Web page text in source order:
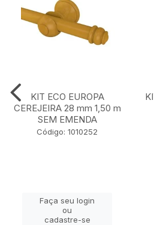
KIT ECO EUROPA
CEREJEIRA 28 mm 1,50 m
SEM EMENDA
Código: 1010252
Faça seu login
ou
cadastre-se